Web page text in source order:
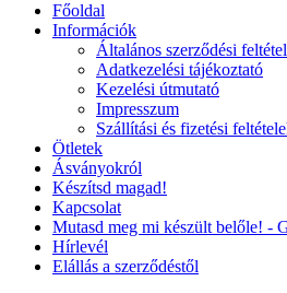
Főoldal
Információk
Általános szerződési
Adatkezelési tájékoztató
Kezelési útmutató
Impresszum
Szállítási és fizetési
Ötletek
Ásványokról
Készítsd magad!
Kapcsolat
Mutasd meg mi készült belőle! -
Hírlevél
Elállás a szerződéstől